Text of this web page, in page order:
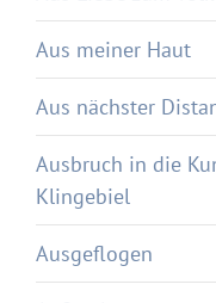
Aus meiner Haut
Aus nächster
Ausbruch in die
Klingebiel
Ausgeflogen